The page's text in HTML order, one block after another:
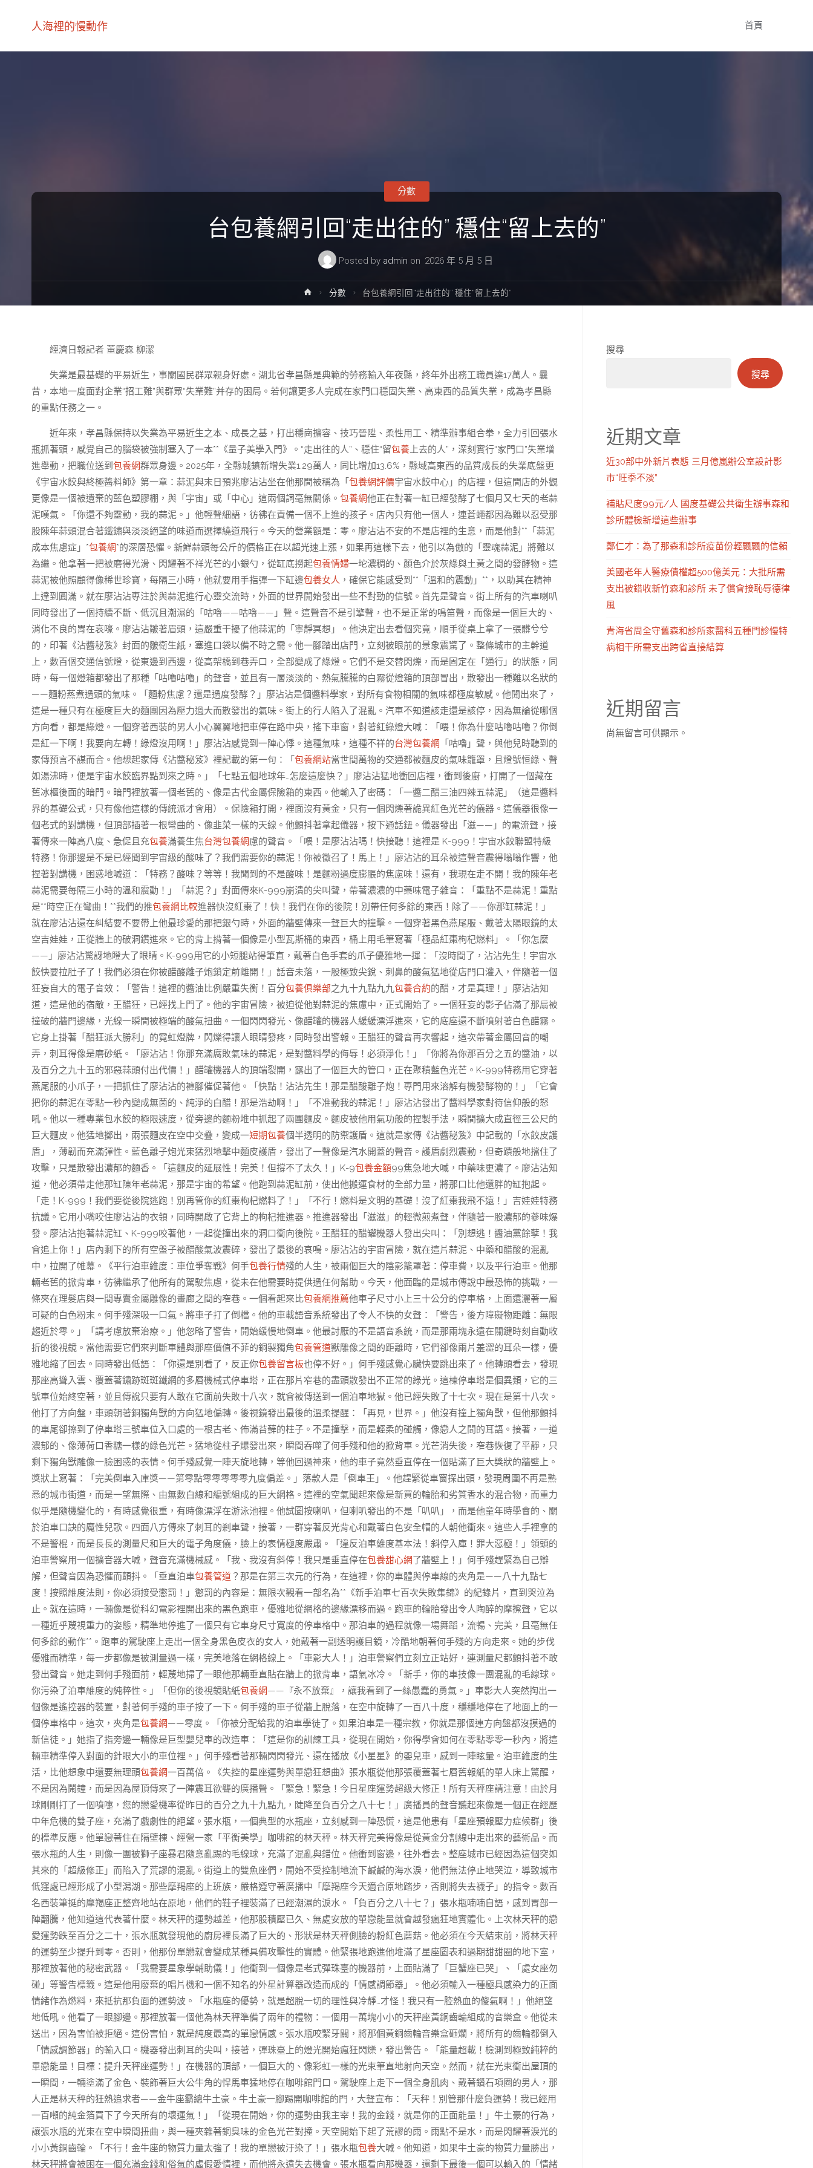
人海裡的慢動作 首頁
台包養網引回“走出往的” 穩住“留上去的”
Posted by admin on 2026 年 5 月 5 日
分數
Home分數 台包養網引回“走出往的” 穩住“留上去的”
經濟日報記者 董慶森 柳潔
失業是最基礎的平易近生，事關國民群眾親身好處。湖北省孝昌縣是典範的勞務輸入年夜縣，終年外出務工職員達17萬人。曩
昔，本地一度面對企業“招工難”與群眾“失業難”并存的困局。若何讓更多人完成在家門口穩固失業、高東西的品質失業，成為孝昌縣
的重點任務之一。
近年來，孝昌縣保持以失業為平易近生之本、成長之基，打出穩崗擴容、技巧晉陞、柔性用工、精準辦事組合拳，全力引回張水
瓶抓著頭，感覺自己的腦袋被強制塞入了一本**《量子美學入門》。“走出往的人”、穩住“留包養 上去的人”，深刻實行“家門口”失業增
進舉動，把職位送到 包養網群眾身邊。2025年，全縣城鎮新增失業1.29萬人，同比增加13.6%，縣域高東西的品質成長的失業底盤更
《宇宙水餃與終極醬料師》第一章：蒜泥與末日預兆廖沾沾坐在他那間被稱為「 包養網評價宇宙水餃中心」的店裡，但這間店的外觀
更像是一個被遺棄的藍色塑膠棚，與「宇宙」或「中心」這兩個詞毫無關係。 包養網他正在對著一缸已經發酵了七個月又七天的老蒜
泥嘆氣。「你還不夠靈動，我的蒜泥。」他輕聲細語，彷彿在責備一個不上進的孩子。店內只有他一個人，連蒼蠅都因為難以忍受那
股陳年蒜頭混合著鐵鏽與淡淡絕望的味道而選擇繞道飛行。今天的營業額是：零。廖沾沾不安的不是店裡的生意，而是他對**「蒜泥
成本焦慮症」*包養網*的深層恐懼。新鮮蒜頭每公斤的價格正在以超光速上漲，如果再這樣下去，他引以為傲的「靈魂蒜泥」將難以
為繼。他拿著一把被磨得光滑、閃耀著不祥光芒的小銀勺，從缸底撈起包養情婦一坨濃稠的、顏色介於灰綠與土黃之間的發酵物。這
蒜泥被他照顧得像稀世珍寶，每隔三小時，他就要用手指彈一下缸邊包養女人 ，確保它能感受到**「溫和的震動」**，以助其在精神
上達到圓滿。就在廖沾沾專注於與蒜泥進行心靈交流時，外面的世界開始發出一些不對勁的信號。首先是聲音。街上所有的汽車喇叭
同時發出了一個持續不斷、低沉且潮濕的「咕嚕——咕嚕——」聲。這聲音不是引擎聲，也不是正常的鳴笛聲，而像是一個巨大的、
消化不良的胃在哀嚎。廖沾沾皺著眉頭，這嚴重干擾了他蒜泥的「寧靜冥想」。他決定出去看個究竟，順手從桌上拿了一張髒兮兮
的，印著《沾醬秘笈》封面的皺衛生紙，塞進口袋以備不時之需。他一腳踏出店門，立刻被眼前的景象震驚了。整條城市的主幹道
上，數百個交通信號燈，從東邊到西邊，從高架橋到巷弄口，全部變成了綠燈。它們不是交替閃爍，而是固定在「通行」的狀態，同
時，每一個燈箱都發出了那種「咕嚕咕嚕」的聲音，並且有一層淡淡的、熱氣騰騰的白霧從燈箱的頂部冒出，散發出一種難以名狀的
——麵粉蒸煮過頭的氣味。「麵粉焦慮？還是過度發酵？」廖沾沾是個醬料學家，對所有食物相關的氣味都極度敏感。他聞出來了，
這是一種只有在極度巨大的麵團因為壓力過大而散發出的氣味。街上的行人陷入了混亂。汽車不知道該走還是該停，因為無論從哪個
方向看，都是綠燈。一個穿著西裝的男人小心翼翼地把車停在路中央，搖下車窗，對著紅綠燈大喊：「喂！你為什麼咕嚕咕嚕？你倒
是紅一下啊！我要向左轉！綠燈沒用啊！」廖沾沾感覺到一陣心悸。這種氣味，這種不祥的台灣包養網
「咕嚕」聲，與他兒時聽到的
家傳預言不謀而合。他想起家傳《沾醬秘笈》裡記載的第一句：「 包養網站當世間萬物的交通都被麵皮的氣味籠罩，且燈號恒綠、聲
如湯沸時，便是宇宙水餃臨界點到來之時。」「七點五個地球年…怎麼這麼快？」廖沾沾猛地衝回店裡，衝到後廚，打開了一個藏在
舊冰櫃後面的暗門。暗門裡放著一個老舊的、像是古代金屬保險箱的東西。他輸入了密碼：「一醬二醋三油四辣五蒜泥」（這是醬料
界的基礎公式，只有像他這樣的傳統派才會用）。保險箱打開，裡面沒有黃金，只有一個閃爍著詭異紅色光芒的儀器。這儀器很像一
個老式的對講機，但頂部插著一根彎曲的、像韭菜一樣的天線。他顫抖著拿起儀器，按下通話鈕。儀器發出「滋——」的電流聲，接
著傳來一陣高八度、急促且充包養滿養生焦台灣包養網慮的聲音。「喂！是廖沾沾嗎！快接聽！這裡是 K-999！宇宙水餃聯盟特級
特務！你那邊是不是已經聞到宇宙級的酸味了？我們需要你的蒜泥！你被徵召了！馬上！」廖沾沾的耳朵被這聲音震得嗡嗡作響，他
捏著對講機，困惑地喊道：「特務？酸味？等等！我聞到的不是酸味！是麵粉過度膨脹的焦慮味！還有，我現在走不開！我的陳年老
蒜泥需要每隔三小時的溫和震動！」「蒜泥？」對面傳來K-999崩潰的尖叫聲，帶著濃濃的中藥味電子雜音：「重點不是蒜泥！重點
是**時空正在彎曲！**我們的推包養網比較進器快沒紅棗了！快！我們在你的後院！別帶任何多餘的東西！除了——你那缸蒜泥！」
就在廖沾沾還在糾結要不要帶上他最珍愛的那把銀勺時，外面的牆壁傳來一聲巨大的撞擊。一個穿著黑色燕尾服、戴著太陽眼鏡的太
空吉娃娃，正從牆上的破洞鑽進來。它的背上揹著一個像是小型瓦斯桶的東西，桶上用毛筆寫著「極品紅棗枸杞燃料」。「你怎麼
——」廖沾沾驚訝地瞪大了眼睛。K-999用它的小短腿站得筆直，戴著白色手套的爪子優雅地一揮：「沒時間了，沾沾先生！宇宙水
餃快要拉肚子了！我們必須在你被醋酸離子炮鎖定前離開！」話音未落，一股極致尖銳、刺鼻的酸氣猛地從店門口灌入，伴隨著一個
狂妄自大的電子音效：「警告！這裡的醬油比例嚴重失衡！百分包養俱樂部之九十九點九九包養合約的醋，才是真理！」廖沾沾知
道，這是他的宿敵，王醋狂，已經找上門了。他的宇宙冒險，被迫從他對蒜泥的焦慮中，正式開始了。一個狂妄的影子佔滿了那扇被
撞破的牆門邊緣，光線一瞬間被極端的酸氣扭曲。一個閃閃發光、像醋罐的機器人緩緩漂浮進來，它的底座還不斷噴射著白色醋霧。
它身上掛著「醋狂派大勝利」的霓虹燈牌，閃爍得讓人眼睛發疼，同時發出警報。王醋狂的聲音再次響起，這次帶著金屬回音的嘲
弄，刺耳得像是磨砂紙。「廖沾沾！你那充滿腐敗氣味的蒜泥，是對醬料學的侮辱！必須淨化！」「你將為你那百分之五的醬油，以
及百分之九十五的邪惡蒜頭付出代價！」醋罐機器人的頂端裂開，露出了一個巨大的管口，正在聚積藍色光芒。K-999特務用它穿著
燕尾服的小爪子，一把抓住了廖沾沾的褲腳催促著他。「快點！沾沾先生！那是醋酸離子炮！專門用來溶解有機發酵物的！」「它會
把你的蒜泥在零點一秒內變成無菌的、純淨的白醋！那是浩劫啊！」「不准動我的蒜泥！」廖沾沾發出了醬料學家對待信仰般的怒
吼。他以一種專業包水餃的極限速度，從旁邊的麵粉堆中抓起了兩團麵皮。麵皮被他用氣功般的捏製手法，瞬間擴大成直徑三公尺的
巨大麵皮。他猛地擲出，兩張麵皮在空中交疊，變成一短期包養個半透明的防禦護盾。這就是家傳《沾醬秘笈》中記載的「水餃皮護
盾」，薄韌而充滿彈性。藍色離子炮光束猛烈地擊中麵皮護盾，發出了一聲像是汽水開蓋的聲音。護盾劇烈震動，但奇蹟般地擋住了
攻擊，只是散發出濃郁的麵香。「這麵皮的延展性！完美！但撐不了太久！」K-9包養金額99焦急地大喊，中藥味更濃了。廖沾沾知
道，他必須帶走他那缸陳年老蒜泥，那是宇宙的希望。他跑到蒜泥缸前，使出他搬運食材的全部力量，將那口比他還胖的缸抱起。
「走！K-999！我們要從後院逃跑！別再管你的紅棗枸杞燃料了！」「不行！燃料是文明的基礎！沒了紅棗我飛不遠！」吉娃娃特務
抗議。它用小嘴咬住廖沾沾的衣領，同時開啟了它背上的枸杞推進器。推進器發出「滋滋」的輕微煎煮聲，伴隨著一股濃郁的蔘味爆
發。廖沾沾抱著蒜泥缸、K-999咬著他，一起從撞出來的洞口衝向後院。王醋狂的醋罐機器人發出尖叫：「別想逃！醬油黨餘孽！我
會追上你！」店內剩下的所有空盤子被醋酸氣波震碎，發出了最後的哀鳴。廖沾沾的宇宙冒險，就在這片蒜泥、中藥和醋酸的混亂
中，拉開了帷幕。《平行泊車維度：車位爭奪戰》何手包養行情殘的人生，被兩個巨大的陰影籠罩著：停車費，以及平行泊車。他那
輛老舊的掀背車，彷彿繼承了他所有的駕駛焦慮，從未在他需要時提供過任何幫助。今天，他面臨的是城市傳說中最恐怖的挑戰，一
條夾在理髮店與一間專賣金屬雕像的畫廊之間的窄巷。一個看起來比包養網推薦他車子尺寸小上三十公分的停車格，上面還灑著一層
可疑的白色粉末。何手殘深吸一口氣。將車子打了倒檔。他的車載語音系統發出了令人不快的女聲：「警告，後方障礙物距離：無限
趨近於零。」「請考慮放棄治療。」他忽略了警告，開始緩慢地倒車。他最討厭的不是語音系統，而是那兩塊永遠在關鍵時刻自動收
折的後視鏡。當他需要它們來判斷車體與那座價值不菲的銅製獨角包養管道獸雕像之間的距離時，它們卻像兩片羞澀的耳朵一樣，優
雅地縮了回去。同時發出低語：「你還是別看了，反正你包養留言板也停不好。」何手殘感覺心臟快要跳出來了。他轉頭看去，發現
那座高聳入雲、覆蓋著鏽跡斑斑鐵網的多層機械式停車塔，正在那片窄巷的盡頭散發出不正常的綠光。這棟停車塔是個異類，它的三
號車位始終空著，並且傳說只要有人敢在它面前失敗十八次，就會被傳送到一個泊車地獄。他已經失敗了十七次。現在是第十八次。
他打了方向盤，車頭朝著銅獨角獸的方向猛地偏轉。後視鏡發出最後的溫柔提醒：「再見，世界。」他沒有撞上獨角獸，但他那顫抖
的車尾卻擦到了停車塔三號車位入口處的一根古老、佈滿苔蘚的柱子。不是撞擊，而是輕柔的碰觸，像戀人之間的耳語。接著，一道
濃郁的、像薄荷口香糖一樣的綠色光芒。猛地從柱子爆發出來，瞬間吞噬了何手殘和他的掀背車。光芒消失後，窄巷恢復了平靜，只
剩下獨角獸雕像一臉困惑的表情。何手殘感覺一陣天旋地轉，等他回過神來，他的車子竟然垂直停在一個貼滿了巨大獎狀的牆壁上。
獎狀上寫著：「完美倒車入庫獎——第零點零零零零零九度偏差。」落款人是「倒車王」。他趕緊從車窗探出頭，發現周圍不再是熟
悉的城市街道，而是一望無際、由無數白線和編號組成的巨大網格。這裡的空氣聞起來像是新買的輪胎和劣質香水的混合物，而重力
似乎是隨機變化的，有時感覺很重，有時像漂浮在游泳池裡。他試圖按喇叭，但喇叭發出的不是「叭叭」，而是他童年時學會的、關
於泊車口訣的魔性兒歌。四面八方傳來了刺耳的剎車聲，接著，一群穿著反光背心和戴著白色安全帽的人朝他衝來。這些人手裡拿的
不是警棍，而是長長的測量尺和巨大的電子角度儀，臉上的表情極度嚴肅。「違反泊車維度基本法！斜停入庫！罪大惡極！」領頭的
泊車警察用一個擴音器大喊，聲音充滿機械感。「我、我沒有斜停！我只是垂直停在包養甜心網了牆壁上！」何手殘趕緊為自己辯
解，但聲音因為恐懼而顫抖。「垂直泊車包養管道 ？那是在第三次元的行為，在這裡，你的車體與停車線的夾角是——八十九點七
度！按照維度法則，你必須接受懲罰！」懲罰的內容是：無限次觀看一部名為**《新手泊車七百次失敗集錦》的紀錄片，直到哭泣為
止。就在這時，一輛像是從科幻電影裡開出來的黑色跑車，優雅地從網格的邊緣漂移而過。跑車的輪胎發出令人陶醉的摩擦聲，它以
一種近乎蔑視重力的姿態，精準地停進了一個只有它車身尺寸寬度的停車格中。那泊車的過程就像一場舞蹈，流暢、完美，且毫無任
何多餘的動作**。跑車的駕駛座上走出一個全身黑色皮衣的女人，她戴著一副透明護目鏡，冷酷地朝著何手殘的方向走來。她的步伐
優雅而精準，每一步都像是被測量過一樣，完美地落在網格線上。「車影大人！」泊車警察們立刻立正站好，連測量尺都顫抖著不敢
發出聲音。她走到何手殘面前，輕蔑地掃了一眼他那輛垂直貼在牆上的掀背車，語氣冰冷。「新手，你的車技像一團混亂的毛線球。
你污染了泊車維度的純粹性。」「但你的後視鏡貼紙包養網——『永不放棄』，讓我看到了一絲愚蠢的勇氣。」車影大人突然掏出一
個像是遙控器的裝置，對著何手殘的車子按了一下。何手殘的車子從牆上脫落，在空中旋轉了一百八十度，穩穩地停在了地面上的一
個停車格中。這次，夾角是包養網——零度。「你被分配給我的泊車學徒了。如果泊車是一種宗教，你就是那個連方向盤都沒摸過的
新信徒。」她指了指旁邊一輛像是巨型嬰兒車的改造車：「這是你的訓練工具，從現在開始，你得學會如何在零點零零一秒內，將這
輛車精準停入對面的針眼大小的車位裡。」何手殘看著那輛閃閃發光、還在播放《小星星》的嬰兒車，感到一陣眩暈。泊車維度的生
活，比他想象中還要無理頭包養網一百萬倍。《失控的星座運勢與單戀狂想曲》張水瓶從他那張覆蓋著七層舊報紙的單人床上驚醒，
不是因為鬧鐘，而是因為屋頂傳來了一陣震耳欲聾的廣播聲。「緊急！緊急！今日星座運勢超級大修正！所有天秤座請注意！由於月
球剛剛打了一個噴嚏，您的戀愛機率從昨日的百分之九十九點九，陡降至負百分之八十七！」廣播員的聲音聽起來像是一個正在經歷
中年危機的雙子座，充滿了戲劇性的絕望。張水瓶，一個典型的水瓶座，立刻感到一陣恐慌，這是他患有「星座預報壓力症候群」後
的標準反應。他單戀著住在隔壁棟、經營一家「平衡美學」咖啡館的林天秤。林天秤完美得像是從黃金分割線中走出來的藝術品。而
張水瓶的人生，則像一團被獅子座暴君隨意亂踢的毛線球，充滿了混亂與錯位。他衝到窗邊，往外看去。整座城市已經因為這個突如
其來的「超級修正」而陷入了荒謬的混亂。街道上的雙魚座們，開始不受控制地流下鹹鹹的海水淚，他們無法停止地哭泣，導致城市
低窪處已經形成了小型潟湖。那些摩羯座的上班族，嚴格遵守著廣播中「摩羯座今天適合原地踏步，否則將失去襪子」的指令。數百
名西裝筆挺的摩羯座正整齊地站在原地，他們的鞋子裡裝滿了已經潮濕的淚水。「負百分之八十七？」張水瓶喃喃自語，感到胃部一
陣翻騰，他知道這代表著什麼。林天秤的運勢越差，他那股積壓已久、無處安放的單戀能量就會越發瘋狂地實體化。上次林天秤的戀
愛運勢跌至百分之二十，張水瓶就發現他的廚房裡長滿了巨大的、形狀是林天秤側臉的粉紅色蘑菇。他必須在今天結束前，將林天秤
的運勢至少提升到零。否則，他那份單戀就會變成某種具備攻擊性的實體。他緊張地跑進他堆滿了星座圖表和過期甜甜圈的地下室，
那裡放著他的秘密武器。「我需要星象學輔助儀！」他衝到一個像是老式彈珠臺的機器前，上面貼滿了「巨蟹座已哭」、「處女座勿
碰」等警告標籤。這是他用廢棄的唱片機和一個不知名的外星計算器改造而成的「情感調節器」。他必須輸入一種極具感染力的正面
情緒作為燃料，來抵抗那負面的運勢波。「水瓶座的優勢，就是超脫一切的理性與冷靜…才怪！我只有一腔熱血的傻氣啊！」他絕望
地低吼。他看了一眼腳邊。那裡放著一個他為林天秤準備了兩年的禮物：一個用一萬塊小小的天秤座黃銅齒輪組成的音樂盒。他從未
送出，因為害怕被拒絕。這份害怕，就是純度最高的單戀情感。張水瓶咬緊牙關，將那個黃銅齒輪音樂盒砸爛，將所有的齒輪都倒入
「情感調節器」的輸入口。機器發出刺耳的尖叫，接著，彈珠臺上的燈光開始瘋狂閃爍，發出警告。「能量超載！檢測到極致純粹的
單戀能量！目標：提升天秤座運勢！」在機器的頂部，一個巨大的、像彩虹一樣的光束筆直地射向天空。然而，就在光束衝出屋頂的
一瞬間，一輛塗滿了金色、裝飾著巨大公牛角的悍馬車猛地停在咖啡館門口。駕駛座上走下一個全身肌肉、戴著鑽石項圈的男人，那
人正是林天秤的狂熱追求者——金牛座霸總牛土豪。牛土豪一腳踢開咖啡館的門，大聲宣布：「天秤！別管那什麼負運勢！我已經用
一百噸的純金箔買下了今天所有的壞運氣！」「從現在開始，你的運勢由我主宰！我的金錢，就是你的正面能量！」牛土豪的行為，
讓張水瓶的光束在空中瞬間扭曲，與一種夾雜著銅臭味的金色光芒對撞。天空開始下起了荒謬的雨。雨點不是水，而是閃耀著淚光的
小小黃銅齒輪。「不行！金牛座的物質力量太強了！我的單戀被汙染了！」張水瓶包養大喊。他知道，如果牛土豪的物質力量勝出，
林天秤將會被困在一個充滿金錢和俗氣的虛假愛情裡，而他將永遠失去機會。張水瓶看向那機器，還剩下最後一個可以輸入的「情緒
搜尋
搜尋
近期文章
近30部中外新片表態 三月億嵐辦公室設計影
市“旺季不淡”
補貼尺度99元/人 國度基礎公共衛生辦事森和
診所體檢新增這些辦事
鄭仁才：為了那森和診所疫苗份輕飄飄的信賴
美國老年人醫療債權超500億美元：大批所需
支出被錯收新竹森和診所 未了償會接恥辱德律
風
青海省周全守舊森和診所家醫科五種門診慢特
病相干所需支出跨省直接結算
近期留言
尚無留言可供顯示。